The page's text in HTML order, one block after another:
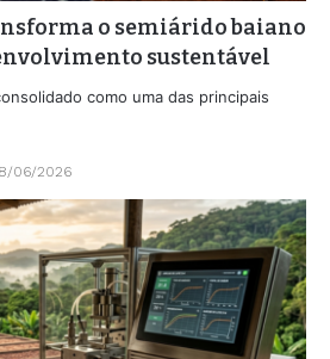
o semiárido baiano
sustentável
como uma das principais
06/2026